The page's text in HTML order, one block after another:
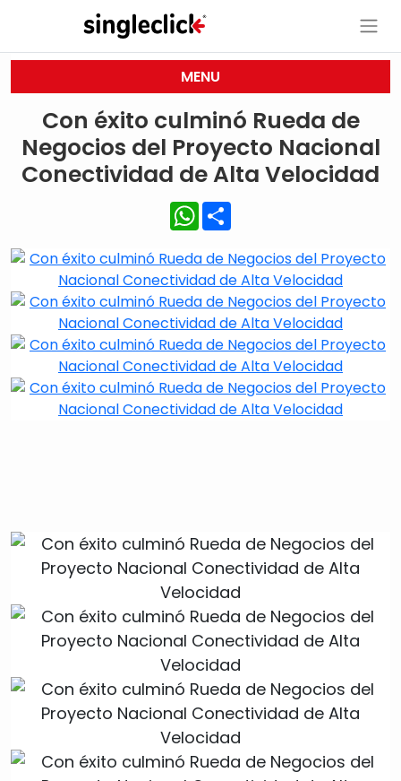
MENU
Con éxito culminó Rueda de
Negocios del Proyecto Nacional
Conectividad de Alta Velocidad
WhatsApp